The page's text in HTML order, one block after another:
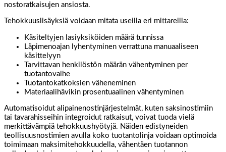
nostoratkaisujen ansiosta.
Tehokkuuslisäyksiä voidaan mitata useilla eri mittareilla:
Käsiteltyjen lasiyksiköiden määrä tunnissa
Läpimenoajan lyhentyminen verrattuna manuaaliseen
käsittelyyn
Tarvittavan henkilöstön määrän vähentyminen per
tuotantovaihe
Tuotantokatkoksien väheneminen
Materiaalihävikin prosentuaalinen vähentyminen
Automatisoidut alipainenostinjärjestelmät, kuten saksinostimiin
tai tavarahisseihin integroidut ratkaisut, voivat tuoda vielä
merkittävämpiä tehokkuushyötyjä. Näiden edistyneiden
teollisuusnostimien avulla koko tuotantolinja voidaan optimoida
toimimaan maksimitehokkuudella, vähentäen tuotannon